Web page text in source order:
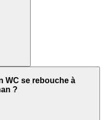
WC se rebouche à
?